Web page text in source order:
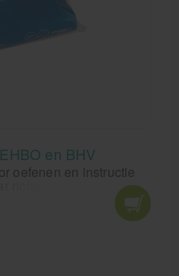
en BHV
oefenen en instructie
richtlijnen van het